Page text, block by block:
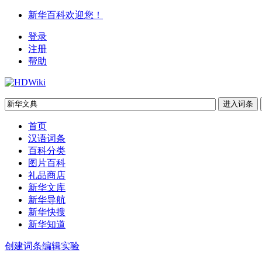
新华百科欢迎您！
登录
注册
帮助
首页
汉语词条
百科分类
图片百科
礼品商店
新华文库
新华导航
新华快搜
新华知道
创建词条编辑实验